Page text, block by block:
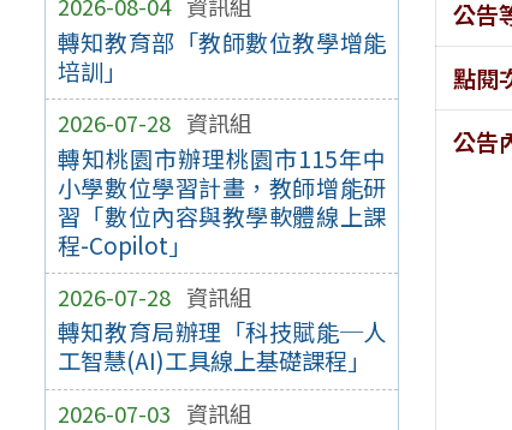
2026-08-04 資訊組
轉知教育部「教師數位教學增能
培訓」
2026-07-28 資訊組
轉知桃園市辦理桃園市115年中
小學數位學習計畫，教師增能研
習「數位內容與教學軟體線上課
程-Copilot」
2026-07-28 資訊組
轉知教育局辦理「科技賦能─人
工智慧(AI)工具線上基礎課程」
2026-07-03 資訊組
公告
點閱
公告